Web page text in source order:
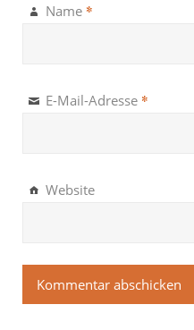
Name *
E-Mail-Adresse *
Website